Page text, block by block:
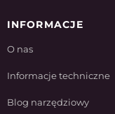
INFORMACJE
O nas
Informacje techniczne
Blog narzędziowy